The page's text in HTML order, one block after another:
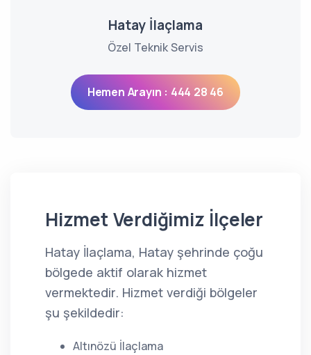
Hatay İlaçlama
Özel Teknik Servis
Hemen Arayın : 444 28 46
Hizmet Verdiğimiz İlçeler
Hatay İlaçlama, Hatay şehrinde çoğu
bölgede aktif olarak hizmet
vermektedir. Hizmet verdiği bölgeler
şu şekildedir:
Altınözü İlaçlama